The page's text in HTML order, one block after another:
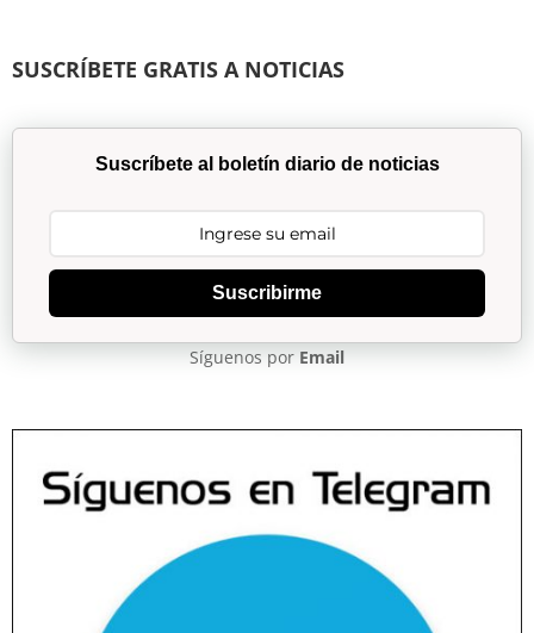
SUSCRÍBETE GRATIS A NOTICIAS
Suscríbete al boletín diario de noticias
Suscribirme
Síguenos por Email